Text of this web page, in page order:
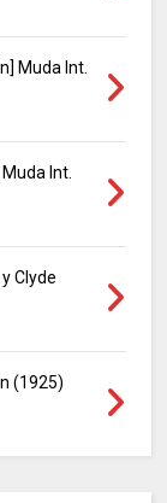
Muda Int.
Int.
Clyde
(1925)